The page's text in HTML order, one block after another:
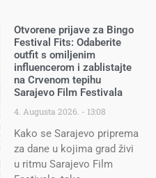
Otvorene prijave za Bingo
Festival Fits: Odaberite
outfit s omiljenim
influencerom i zablistajte
na Crvenom tepihu
Sarajevo Film Festivala
4. Augusta 2026. 13:08
Kako se Sarajevo priprema
za dane u kojima grad živi
u ritmu Sarajevo Film